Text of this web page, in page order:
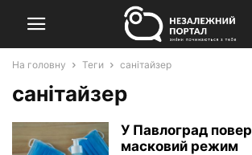
На головну Теги санітайзер
санітайзер
У Павлоград
масковий режим